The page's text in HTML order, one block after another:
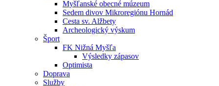
Myšľanské obecné múzeum
Sedem divov Mikroregiónu Hornád
Cesta sv. Alžbety
Archeologický výskum
Šport
FK Nižná Myšľa
Výsledky zápasov
Optimista
Doprava
Služby